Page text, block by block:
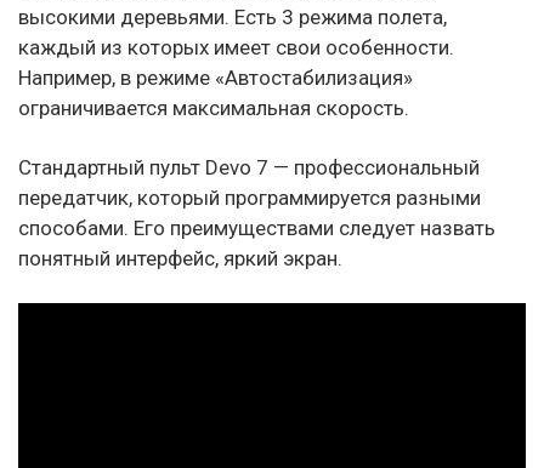
высокими деревьями. Есть 3 режима полета,
каждый из которых имеет свои особенности.
Например, в режиме «Автостабилизация»
ограничивается максимальная скорость.
Стандартный пульт Devo 7 — профессиональный
передатчик, который программируется разными
способами. Его преимуществами следует назвать
понятный интерфейс, яркий экран.